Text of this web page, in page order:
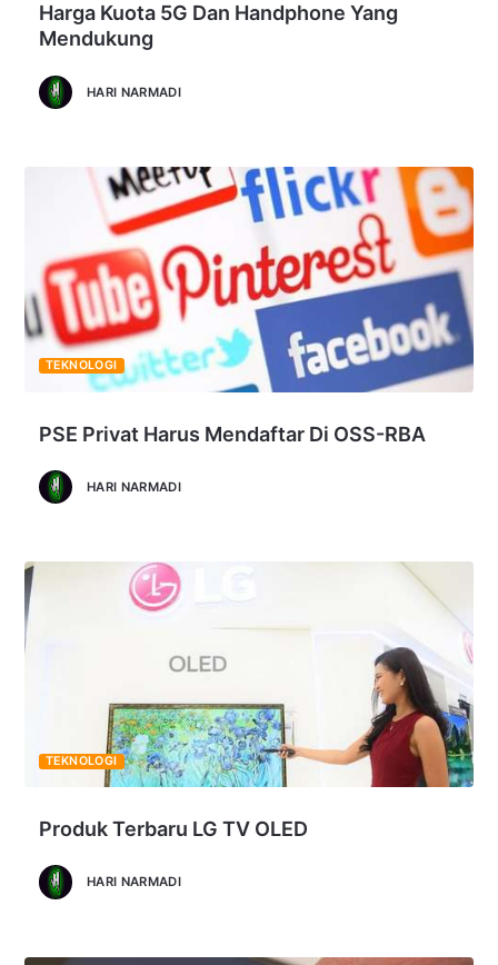
Harga Kuota 5G Dan Handphone Yang
Mendukung
HARI NARMADI
PSE Privat Harus Mendaftar Di OSS-RBA
HARI NARMADI
TEKNOLOGI
Produk Terbaru LG TV OLED
HARI NARMADI
TEKNOLOGI